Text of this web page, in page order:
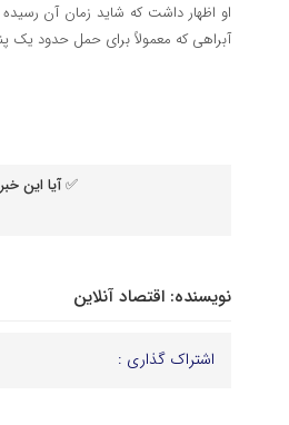
او اظهار داشت که شاید زمان آن
آبراهی که معمولاً برای حمل حدود یک
✅ آیا این
نویسنده: اقتصاد آنلاین
اشتراک گذاری :